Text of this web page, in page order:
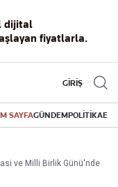
dijital
fiyatlarla.
GİRİŞ
SAYFAGÜNDEMPOLİTİKA
ve Milli Birlik Günü'nde